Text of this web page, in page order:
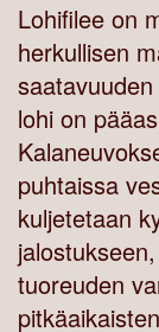
Lohifilee on
herkullisen
lohi on
puhtaissa
kuljetetaan
tuoreuden